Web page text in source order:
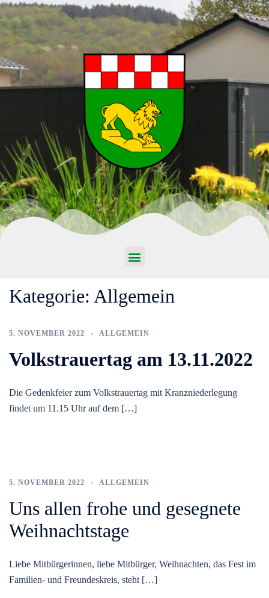
Kategorie: Allgemein
5. NOVEMBER 2022 ALLGEMEIN
Volkstrauertag am 13.11.2022
Die Gedenkfeier zum Volkstrauertag mit Kranzniederlegung
findet um 11.15 Uhr auf dem […]
5. NOVEMBER 2022 ALLGEMEIN
Uns allen frohe und gesegnete
Weihnachtstage
Liebe Mitbürgerinnen, liebe Mitbürger, Weihnachten, das Fest im
Familien- und Freundeskreis, steht […]